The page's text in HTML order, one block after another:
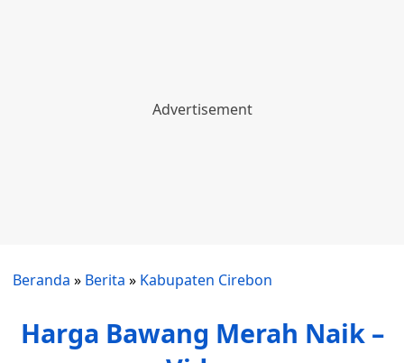
Beranda » Berita » Kabupaten Cirebon
Harga Bawang Merah Naik –